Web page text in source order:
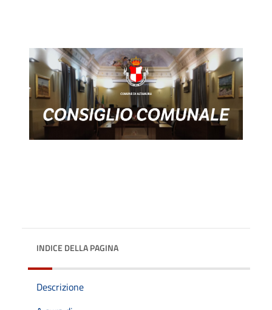
INDICE DELLA PAGINA
Descrizione